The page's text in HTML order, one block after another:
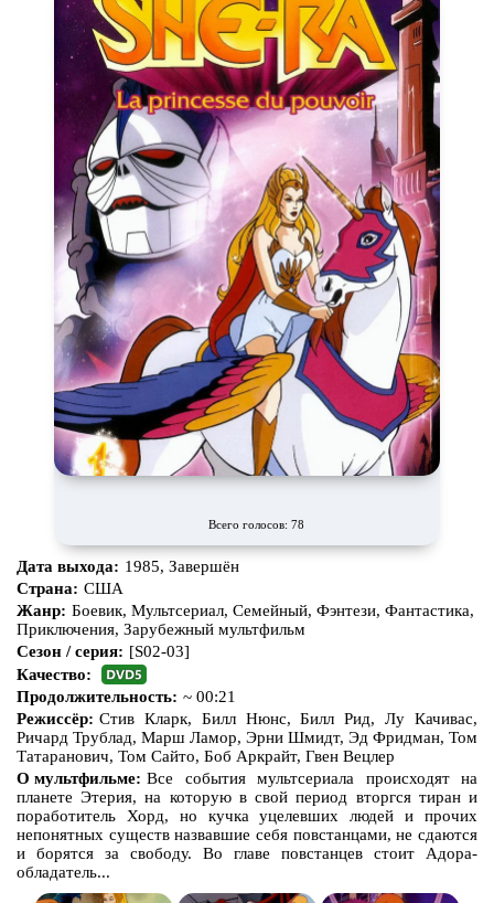
Всего голосов: 78
Дата выхода: 1985, Завершён
Страна: США
Жанр: Боевик, Мультсериал, Семейный, Фэнтези, Фантастика,
Приключения, Зарубежный мультфильм
Сезон / серия: [S02-03]
Качество:
Продолжительность: ~ 00:21
Режиссёр: Стив Кларк, Билл Нюнс, Билл Рид, Лу Качивас,
Ричард Трублад, Марш Ламор, Эрни Шмидт, Эд Фридман, Том
Татаранович, Том Сайто, Боб Аркрайт, Гвен Вецлер
О мультфильме: Все события мультсериала происходят на
планете Этерия, на которую в свой период вторгся тиран и
поработитель Хорд, но кучка уцелевших людей и прочих
непонятных существ назвавшие себя повстанцами, не сдаются
и борятся за свободу. Во главе повстанцев стоит Адора-
обладатель...